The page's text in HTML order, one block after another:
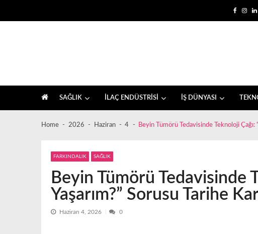
navigation
content
SAĞLIK İLAÇ ENDÜSTRİSİ İŞ DÜNYASI
Home 2026 Haziran 4 Beyin Tümörü Tedavisinde Teknoloji Çağı:
FARKINDALIK SAĞLIK
Beyin Tümörü Tedavisinde
Yaşarım?” Sorusu Tarihe
Haziran 4, 2026 0